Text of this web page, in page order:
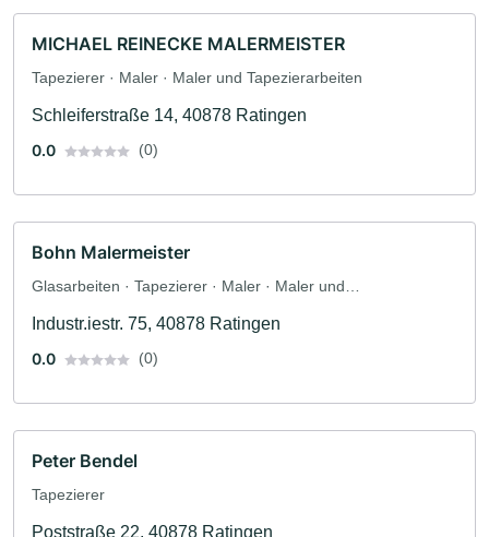
MICHAEL REINECKE MALERMEISTER
Tapezierer · Maler · Maler und Tapezierarbeiten
Schleiferstraße 14, 40878 Ratingen
0.0
(0)
Bohn Malermeister
Glasarbeiten · Tapezierer · Maler · Maler und
Industr.iestr. 75, 40878 Ratingen
0.0
(0)
Peter Bendel
Tapezierer
Poststraße 22, 40878 Ratingen